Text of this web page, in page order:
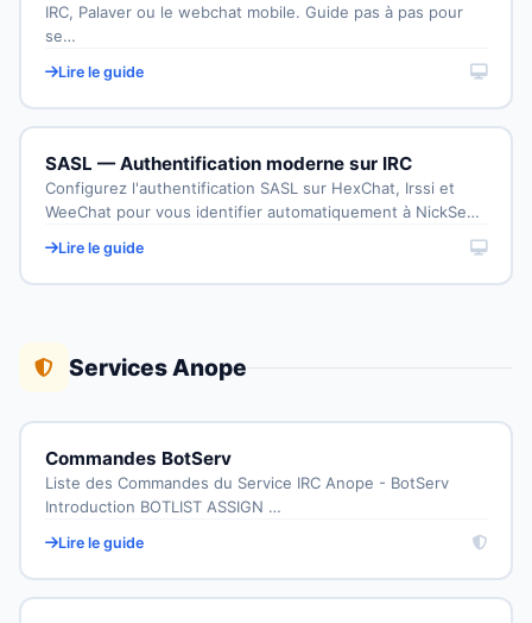
IRC, Palaver ou le webchat mobile. Guide pas à pas pour
se…
Lire le guide
SASL — Authentification moderne sur IRC
Configurez l'authentification SASL sur HexChat, Irssi et
WeeChat pour vous identifier automatiquement à NickSe…
Lire le guide
Services Anope
Commandes BotServ
Liste des Commandes du Service IRC Anope - BotServ
Introduction BOTLIST ASSIGN …
Lire le guide